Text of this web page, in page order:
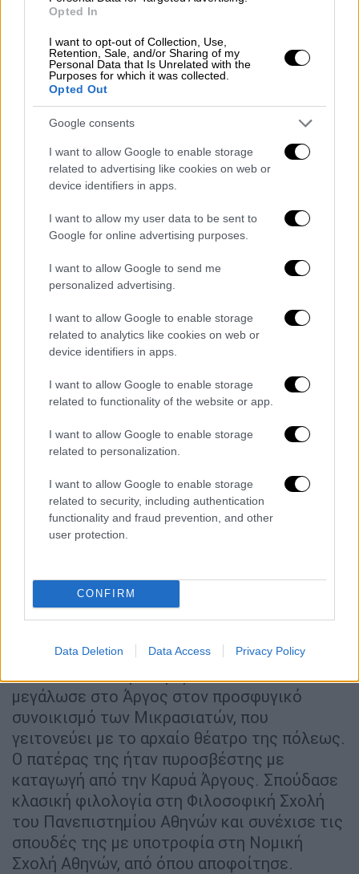
Opted In
I want to opt-out of Collection, Use,
Retention, Sale, and/or Sharing of my
Personal Data that Is Unrelated with the
Purposes for which it was collected.
Opted Out
Google consents
I want to allow Google to enable storage
related to advertising like cookies on web or
device identifiers in apps.
I want to allow my user data to be sent to
Google for online advertising purposes.
I want to allow Google to send me
personalized advertising.
I want to allow Google to enable storage
related to analytics like cookies on web or
device identifiers in apps.
I want to allow Google to enable storage
related to functionality of the website or app.
I want to allow Google to enable storage
related to personalization.
I want to allow Google to enable storage
related to security, including authentication
functionality and fraud prevention, and other
user protection.
CONFIRM
Data Deletion Data Access Privacy Policy
Τους 9 καλεσμένους μου σκέπτομαι, τις
εκπομπές που έχουν μαγνητοσκοπηθεί, τους
πόρους της ΕΡΤ που έχουν διατεθεί και
τους συναδέλφους που έχουν εργαστεί για
αυτές. Γι ´αυτό και ερώτησα επανειλημμένως
τη Διοίκηση τί θα γίνουν οι εκπομπές μετά
τις Ευρωεκλογές. Δέσμευση ότι θα
προβληθούν δεν έλαβα».
μεγάλωσε στο Άργος στον προσφυγικό
συνοικισμό των Μικρασιατών, που
γειτονεύει με το αρχαίο θέατρο της πόλεως.
Ο πατέρας της ήταν πυροσβέστης με
καταγωγή από την Καρυά Άργους. Σπούδασε
κλασική φιλολογία στη Φιλοσοφική Σχολή
του Πανεπιστημίου Αθηνών και συνέχισε τις
σπουδές της με υποτροφία στη Νομική
Σχολή Αθηνών, από όπου αποφοίτησε.